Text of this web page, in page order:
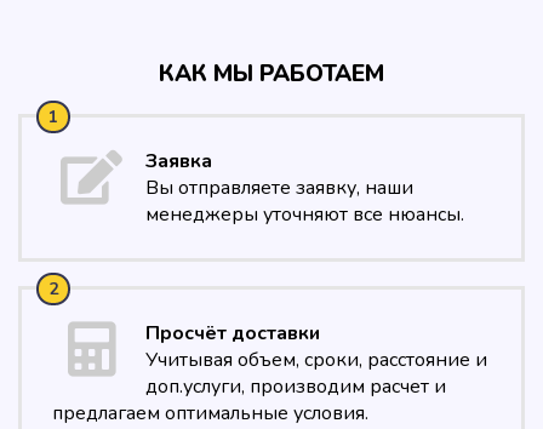
КАК МЫ РАБОТАЕМ
Заявка
Вы отправляете заявку, наши
менеджеры уточняют все нюансы.
Просчёт доставки
Учитывая объем, сроки, расстояние и
доп.услуги, производим расчет и
предлагаем оптимальные условия.